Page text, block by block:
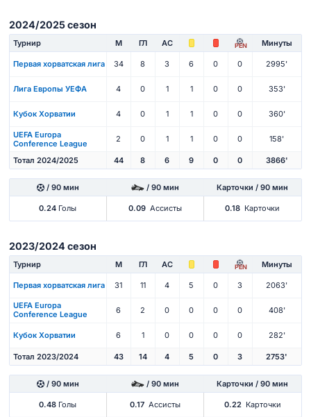
2024/2025 сезон
Турнир М ГЛ АС PEN Минуты
Первая хорватская лига 34 8 3 6 0 0 2995'
Лига Европы УЕФА 4 0 1 1 0 0 353'
Кубок Хорватии 4 0 1 1 0 0 360'
UEFA Europa
Conference League
2 0 1 1 0 0 158'
Тотал 2024/2025 44 8 6 9 0 0 3866'
/ 90 мин / 90 мин Карточки / 90 мин
0.24 Голы 0.09 Ассисты 0.18 Карточки
2023/2024 сезон
Турнир М ГЛ АС PEN Минуты
Первая хорватская лига 31 11 4 5 0 3 2063'
UEFA Europa
Conference League
6 2 0 0 0 0 408'
Кубок Хорватии 6 1 0 0 0 0 282'
Тотал 2023/2024 43 14 4 5 0 3 2753'
/ 90 мин / 90 мин Карточки / 90 мин
0.48 Голы 0.17 Ассисты 0.22 Карточки